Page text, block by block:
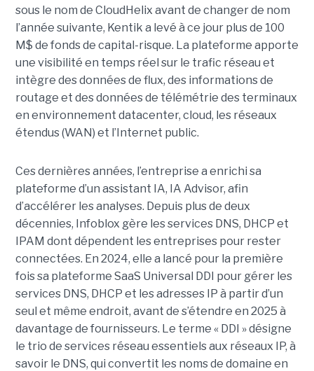
sous le nom de CloudHelix avant de changer de nom
l’année suivante, Kentik a levé à ce jour plus de 100
M$ de fonds de capital-risque. La plateforme apporte
une visibilité en temps réel sur le trafic réseau et
intègre des données de flux, des informations de
routage et des données de télémétrie des terminaux
en environnement datacenter, cloud, les réseaux
étendus (WAN) et l’Internet public.
Ces dernières années, l’entreprise a enrichi sa
plateforme d’un assistant IA, IA Advisor, afin
d’accélérer les analyses. Depuis plus de deux
décennies, Infoblox gère les services DNS, DHCP et
IPAM dont dépendent les entreprises pour rester
connectées. En 2024, elle a lancé pour la première
fois sa plateforme SaaS Universal DDI pour gérer les
services DNS, DHCP et les adresses IP à partir d’un
seul et même endroit, avant de s’étendre en 2025 à
davantage de fournisseurs. Le terme « DDI » désigne
le trio de services réseau essentiels aux réseaux IP, à
savoir le DNS, qui convertit les noms de domaine en